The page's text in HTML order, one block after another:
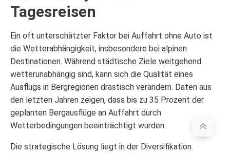
Tagesreisen
Ein oft unterschätzter Faktor bei Auffahrt ohne Auto ist
die Wetterabhängigkeit, insbesondere bei alpinen
Destinationen. Während städtische Ziele weitgehend
wetterunabhängig sind, kann sich die Qualität eines
Ausflugs in Bergregionen drastisch verändern. Daten aus
den letzten Jahren zeigen, dass bis zu 35 Prozent der
geplanten Bergausflüge an Auffahrt durch
Wetterbedingungen beeinträchtigt wurden.
Die strategische Lösung liegt in der Diversifikation.